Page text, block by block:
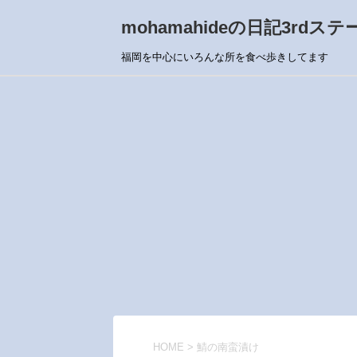
mohamahideの日記3rdステ
福岡を中心にいろんな所を食べ歩きしてます
HOME > 鯖の南蛮漬け